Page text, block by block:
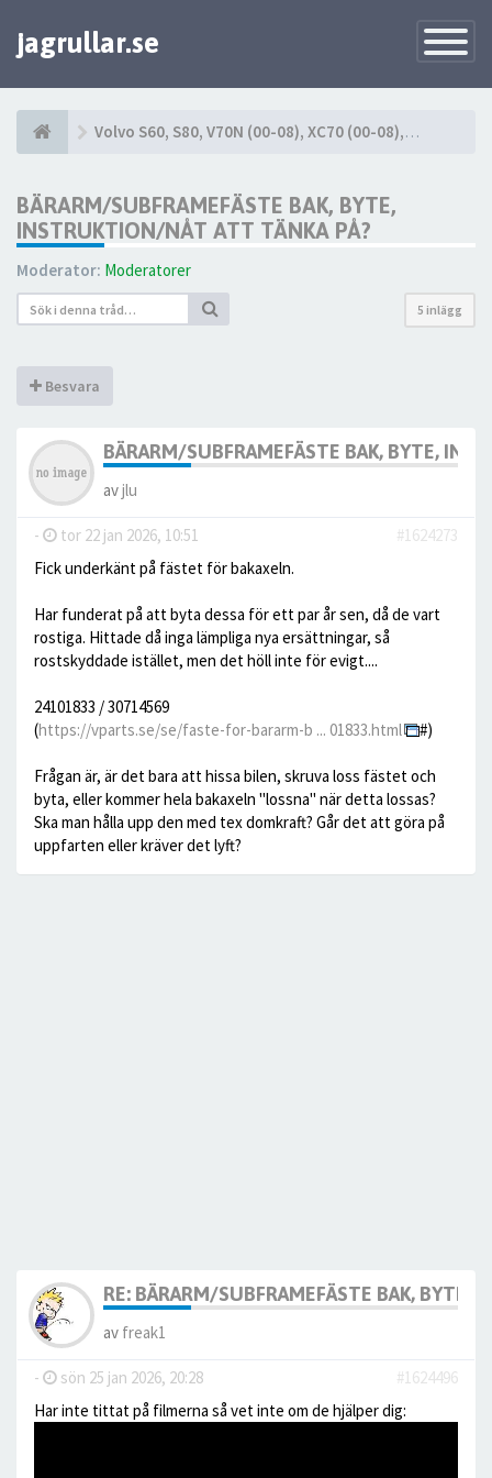
Toggle
jagrullar.se
Volvo S60, S80, V70N (00-08), XC70 (00-08), XC90 (03-14)
BÄRARM/SUBFRAMEFÄSTE BAK, BYTE,
INSTRUKTION/NÅT ATT TÄNKA PÅ?
Moderator: Moderatorer
5 inlägg
Besvara
BÄRARM/SUBFRAMEFÄSTE BAK, BYTE,
avjlu
- tor 22 jan 2026, 10:51
#1624273
Fick underkänt på fästet för bakaxeln.
Har funderat på att byta dessa för ett par år sen, då de vart
rostiga. Hittade då inga lämpliga nya ersättningar, så
rostskyddade istället, men det höll inte för evigt....
24101833 / 30714569
(https://vparts.se/se/faste-for-bararm-b ... 01833.html #)
Frågan är, är det bara att hissa bilen, skruva loss fästet och
byta, eller kommer hela bakaxeln "lossna" när detta lossas?
Ska man hålla upp den med tex domkraft? Går det att göra på
uppfarten eller kräver det lyft?
RE: BÄRARM/SUBFRAMEFÄSTE BAK, BYTE,
av freak1
- sön 25 jan 2026, 20:28
#1624496
Har inte tittat på filmerna så vet inte om de hjälper dig: